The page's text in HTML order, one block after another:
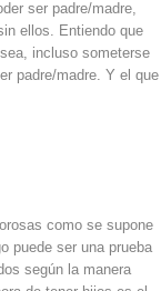
ser padre/madre,
ellos. Entiendo que
incluso someterse
padre/madre. Y el que
como se supone
puede ser una prueba
según la manera